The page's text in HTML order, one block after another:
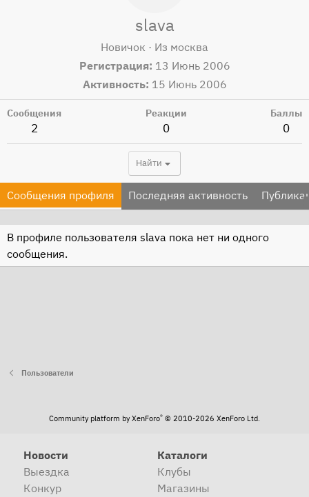
slava
Новичок · Из москва
Регистрация 13 Июнь 2006
Активность 15 Июнь 2006
Сообщения
2
Реакции
0
Баллы
0
Найти
Сообщения профиля Последняя активность
В профиле пользователя slava пока нет ни одного
сообщения.
Пользователи
Community platform by XenForo® © 2010-2026 XenForo Ltd.
Новости
Выездка
Конкур
Каталоги
Клубы
Магазины